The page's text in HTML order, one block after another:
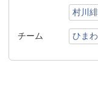
村川
チーム ひま